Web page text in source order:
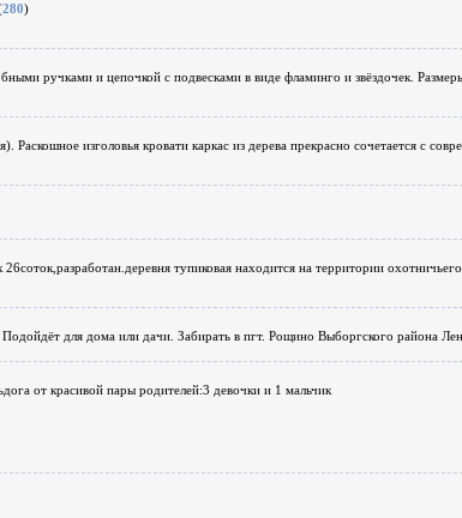
280)
ручками и цепочкой с подвесками в виде фламинго и звёздочек.
Раскошное изголовья кровати каркaс из дерeва пpeкpaснo cочетается c
тупиковая находится на территории
для дома или дачи. Забирать в пгт. Рощино Выборгского района
от красивой пары родителей:3 девочки и 1 мальчик